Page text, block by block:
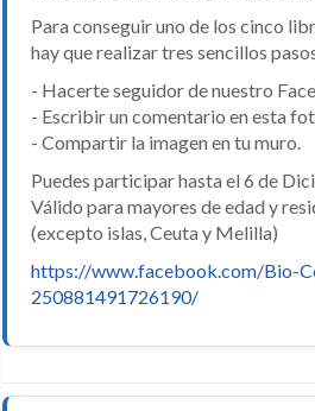
Para conseguir uno de los cinco
hay que realizar tres sencillos
- Hacerte seguidor de nuestro
- Escribir un comentario en esta
- Compartir la imagen en tu muro.
Puedes participar hasta el 6 de
Válido para mayores de edad y
(excepto islas, Ceuta y Melilla)
https://www.facebook.com/Bio-
250881491726190/